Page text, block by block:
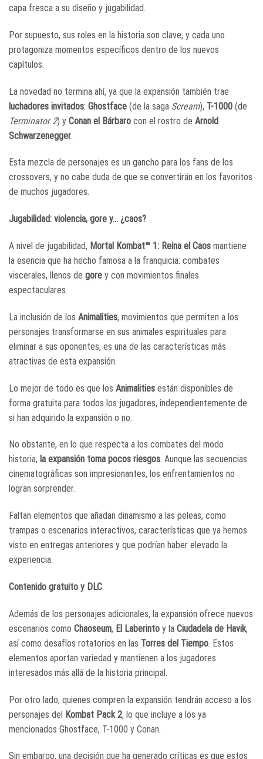
capa fresca a su diseño y jugabilidad.
Por supuesto, sus roles en la historia son clave, y cada uno
protagoniza momentos específicos dentro de los nuevos
capítulos.
La novedad no termina ahí, ya que la expansión también trae
luchadores invitados: Ghostface (de la saga Scream), T-1000 (de
Terminator 2) y Conan el Bárbaro con el rostro de Arnold
Schwarzenegger.
Esta mezcla de personajes es un gancho para los fans de los
crossovers, y no cabe duda de que se convertirán en los favoritos
de muchos jugadores.
Jugabilidad: violencia, gore y… ¿caos?
A nivel de jugabilidad, Mortal Kombat™ 1: Reina el Caos mantiene
la esencia que ha hecho famosa a la franquicia: combates
viscerales, llenos de gore y con movimientos finales
espectaculares.
La inclusión de los Animalities, movimientos que permiten a los
personajes transformarse en sus animales espirituales para
eliminar a sus oponentes, es una de las características más
atractivas de esta expansión.
Lo mejor de todo es que los Animalities están disponibles de
forma gratuita para todos los jugadores, independientemente de
si han adquirido la expansión o no.
No obstante, en lo que respecta a los combates del modo
historia, la expansión toma pocos riesgos. Aunque las secuencias
cinematográficas son impresionantes, los enfrentamientos no
logran sorprender.
Faltan elementos que añadan dinamismo a las peleas, como
trampas o escenarios interactivos, características que ya hemos
visto en entregas anteriores y que podrían haber elevado la
experiencia.
Contenido gratuito y DLC
Además de los personajes adicionales, la expansión ofrece nuevos
escenarios como Chaoseum, El Laberinto y la Ciudadela de Havik,
así como desafíos rotatorios en las Torres del Tiempo. Estos
elementos aportan variedad y mantienen a los jugadores
interesados más allá de la historia principal.
Por otro lado, quienes compren la expansión tendrán acceso a los
personajes del Kombat Pack 2, lo que incluye a los ya
mencionados Ghostface, T-1000 y Conan.
Sin embargo, una decisión que ha generado críticas es que estos